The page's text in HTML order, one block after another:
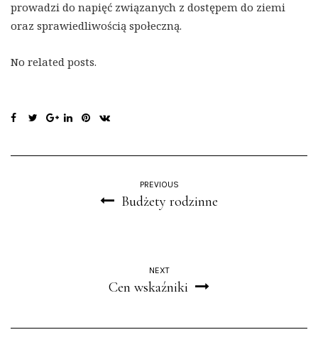
prowadzi do napięć związanych z dostępem do ziemi
oraz sprawiedliwością społeczną.
No related posts.
PREVIOUS
Budżety rodzinne
NEXT
Cen wskaźniki